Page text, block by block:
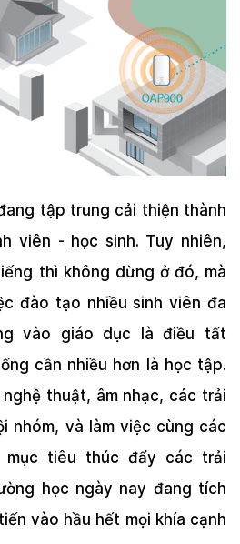
tập trung cải thiện thành
viên - học sinh. Tuy nhiên,
thì không dừng ở đó, mà
đào tạo nhiều sinh viên đa
vào giáo dục là điều tất
cần nhiều hơn là học tập.
thuật, âm nhạc, các trải
nhóm, và làm việc cùng các
mục tiêu thúc đẩy các trải
học ngày nay đang tích
vào hầu hết mọi khía cạnh